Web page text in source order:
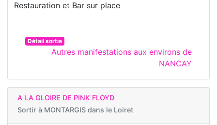
Restauration et Bar sur place
Détail sortie
Autres manifestations aux environs de
NANCAY
A LA GLOIRE DE PINK FLOYD
Sortir à MONTARGIS dans le Loiret